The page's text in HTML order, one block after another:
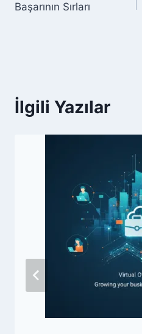
Başarının Sırları
İlgili Yazılar